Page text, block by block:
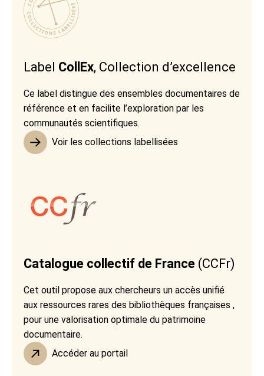
Label CollEx, Collection d’excellence
Ce label distingue des ensembles documentaires de
référence et en facilite l’exploration par les
communautés scientifiques.
Voir les collections labellisées
Catalogue collectif de France (CCFr)
Cet outil propose aux chercheurs un accès unifié
aux ressources rares des bibliothèques françaises ,
pour une valorisation optimale du patrimoine
documentaire.
Accéder au portail